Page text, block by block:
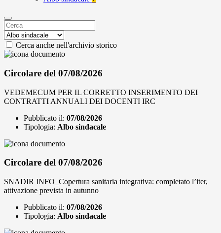
Cerca anche nell'archivio storico
Circolare del 07/08/2026
VEDEMECUM PER IL CORRETTO INSERIMENTO DEI
CONTRATTI ANNUALI DEI DOCENTI IRC
Pubblicato il: 07/08/2026
Tipologia: Albo sindacale
Circolare del 07/08/2026
SNADIR INFO_Copertura sanitaria integrativa: completato l’iter,
attivazione prevista in autunno
Pubblicato il: 07/08/2026
Tipologia: Albo sindacale